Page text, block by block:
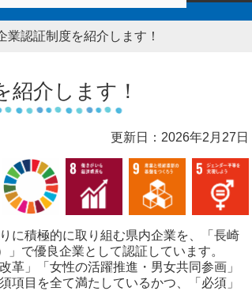
業認証制度を紹介します！
紹介します！
更新日：2026年2月27日
に積極的に取り組む県内企業を、「長崎
で優良企業として認証しています。
革」「女性の活躍推進・男女共同参画」
項目を全て満たしているかつ、「必須」